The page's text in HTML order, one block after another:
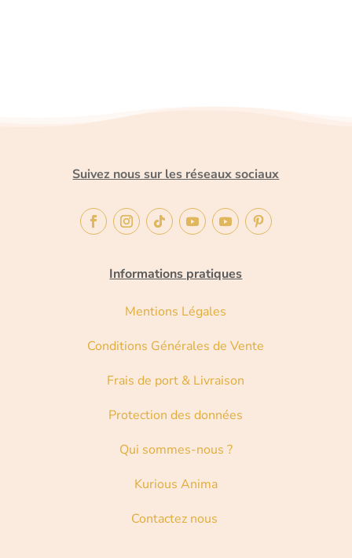
Suivez nous sur les réseaux sociaux
Informations pratiques
Mentions Légales
Conditions Générales de Vente
Frais de port & Livraison
Protection des données
Qui sommes-nous ?
Kurious Anima
Contactez nous